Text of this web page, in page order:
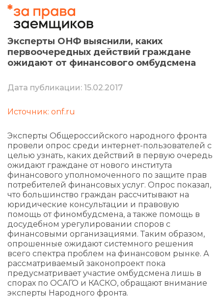
Эксперты ОНФ выяснили, каких
первоочередных действий граждане
ожидают от финансового омбудсмена
Дата публикации: 15.02.2017
Источник: onf.ru
Эксперты Общероссийского народного фронта
провели опрос среди интернет-пользователей с
целью узнать, каких действий в первую очередь
ожидают граждане от нового института
финансового уполномоченного по защите прав
потребителей финансовых услуг. Опрос показал,
что большинство граждан рассчитывают на
юридические консультации и правовую
помощь от финомбудсмена, а также помощь в
досудебном урегулировании споров с
финансовыми организациями. Таким образом,
опрошенные ожидают системного решения
всего спектра проблем на финансовом рынке. А
рассматриваемый законопроект пока
предусматривает участие омбудсмена лишь в
спорах по ОСАГО и КАСКО, обращают внимание
эксперты Народного фронта.